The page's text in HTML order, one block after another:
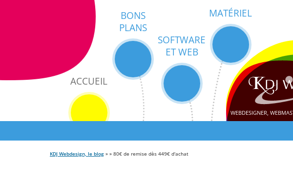
ACCUEIL
BONS
PLANS
SOFTWARE
ET WEB
MATÉRIEL
WEBDESIGNER,
KDJ Webdesign, le blog » » 80€ de remise dès 449€ d'achat